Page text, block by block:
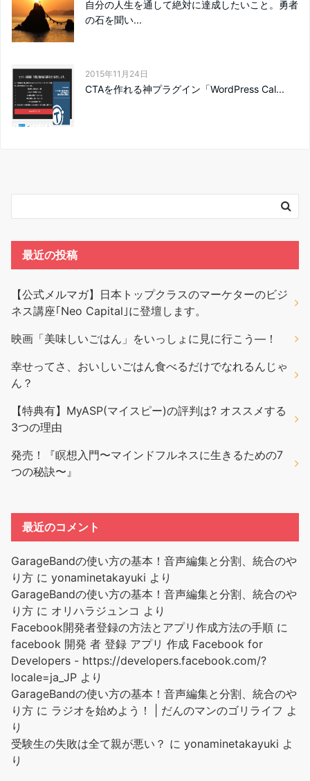
自分の人生を通して絶対に達成したいこと。勇者
の石を聞い...
2015年11月24日
CTAを作れる神プラグイン「WordPress Cal...
最近の投稿
【公式メルマガ】日本トップクラスのマーケターのビジ
ネス講座｢Neo Capital｣に登壇します。
映画「美味しいごはん」をいっしょに見に行こう―！
幸せってさ、おいしいごはん食べるだけでなれるんじゃ
ん？
【特典有】MyASP(マイスピー)の評判は? オススメする
3つの理由
発売！『瞑想入門〜マインドフルネスに生きるための7
つの秘訣〜』
最近のコメント
GarageBandの使い方の基本！音声編集と分割、統合のや
り方 に yonaminetakayuki より
GarageBandの使い方の基本！音声編集と分割、統合のや
り方 に オリハラジュンコ より
Facebook開発者登録の方法とアプリ作成方法の手順 に
facebook 開発 者 登録 アプリ 作成 Facebook for
Developers - https://developers.facebook.com/?
locale=ja_JP より
GarageBandの使い方の基本！音声編集と分割、統合のや
り方 に ラジオを始めよう！ | だんのマンのゴリライフ よ
り
受験生の失敗は全て親が悪い？ に yonaminetakayuki よ
り